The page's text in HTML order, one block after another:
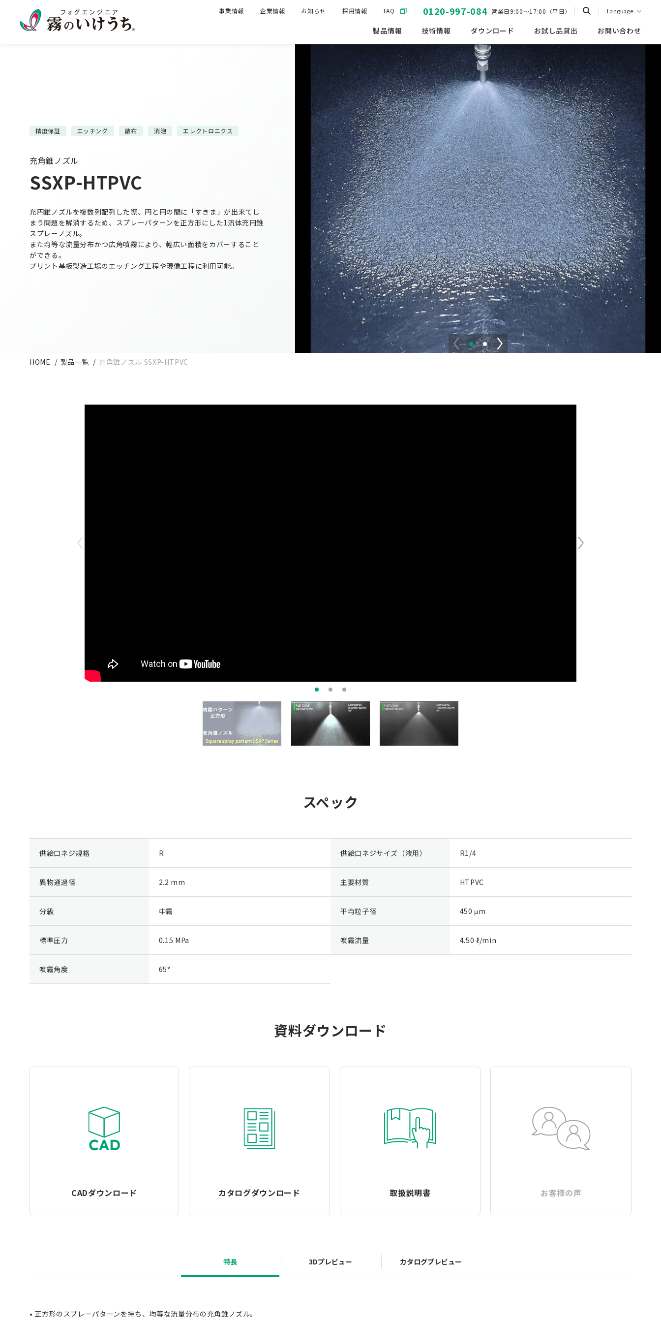
製品情報 技術情報 ダウンロード お試し品貸出 お問い合わせ
事業情報 企業情報 お知らせ 採用情報 FAQ 0120-997-084 営業日9:00～17:00（平日） Language
精度保証 エッチング 散布 消泡 エレクトロニクス
充角錐ノズル
SSXP-HTPVC
充円錐ノズルを複数列配列した際、円と円の間に「すきま」が出来てし
まう問題を解消するため、スプレーパターンを正方形にした1流体充円錐
スプレーノズル。
また均等な流量分布かつ広角噴霧により、幅広い面積をカバーすること
ができる。
プリント基板製造工場のエッチング工程や現像工程に利用可能。
HOME 製品一覧 充角錐ノズル SSXP-HTPVC
スペック
供給口ネジ規格 R 供給口ネジサイズ（液用） R1/4
異物通過径 2.2 mm 主要材質 HTPVC
分級 中霧 平均粒子径 450 μm
標準圧力 0.15 MPa 噴霧流量 4.50 ℓ/min
噴霧角度 65°
資料ダウンロード
CADダウンロード カタログダウンロード 取扱説明書 お客様の声
特長 3Dプレビュー カタログプレビュー
• 正方形のスプレーパターンを持ち、均等な流量分布の充角錐ノズル。